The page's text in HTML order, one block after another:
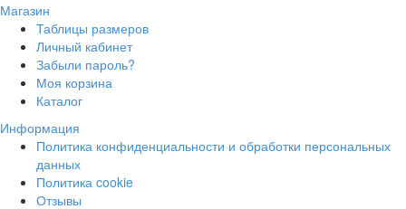
Магазин
Таблицы размеров
Личный кабинет
Забыли пароль?
Моя корзина
Каталог
Информация
Политика конфиденциальности и обработки персональных
данных
Политика cookie
Отзывы